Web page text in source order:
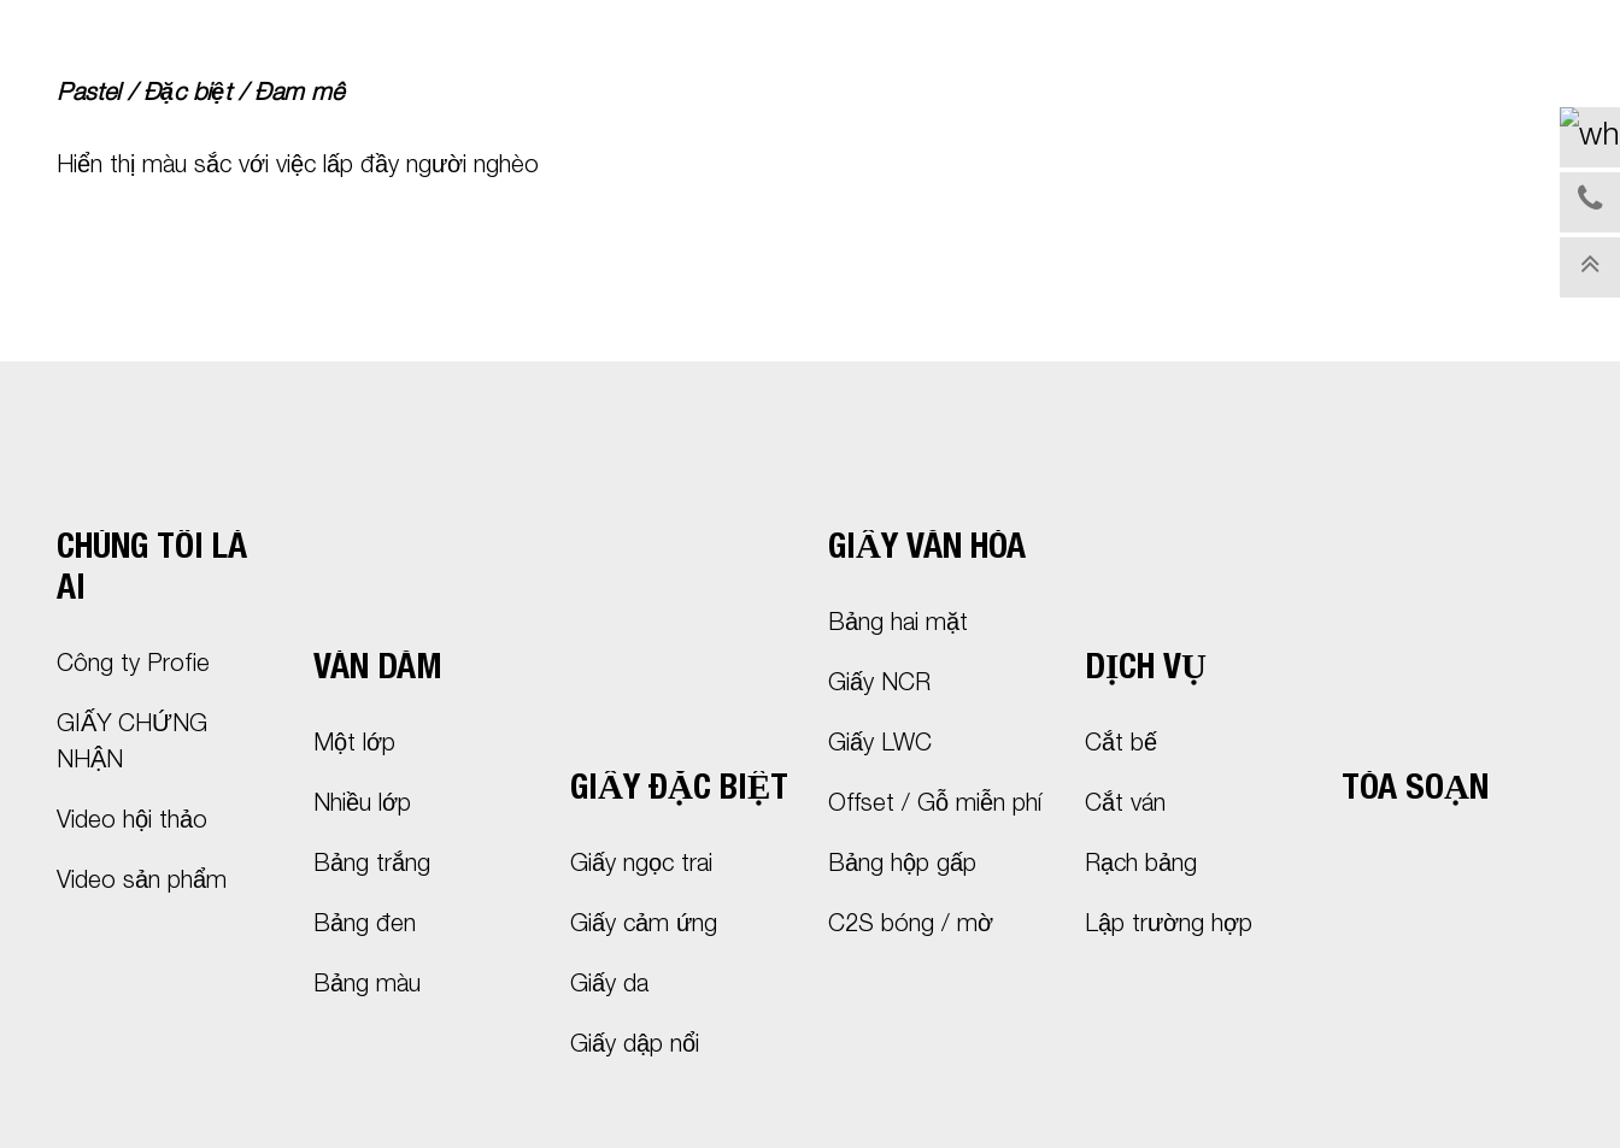
Pastel / Đặc biệt / Đam mê
Hiển thị màu sắc với việc lấp đầy người nghèo
CHÚNG TÔI LÀ
AI
Công ty Profie
GIẤY CHỨNG
NHẬN
Video hội thảo
Video sản phẩm
VÁN DĂM
Một lớp
Nhiều lớp
Bảng trắng
Bảng đen
Bảng màu
GIẤY ĐẶC BIỆT
Giấy ngọc trai
Giấy cảm ứng
Giấy da
Giấy dập nổi
GIẤY VĂN HÓA
Bảng hai mặt
Giấy NCR
Giấy LWC
Offset / Gỗ miễn phí
Bảng hộp gấp
C2S bóng / mờ
DỊCH VỤ
Cắt bế
Cắt ván
Rạch bảng
Lập trường hợp
TÒA SOẠN